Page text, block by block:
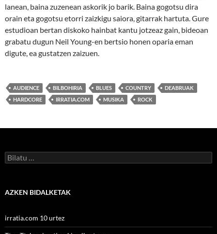
lanean, baina zuzenean askorik jo barik. Baina gogotsu dira
orain eta gogotsu etorri zaizkigu saiora, gitarrak hartuta. Gure
estudioan bertan diskoko hainbat kantu jotzeaz gain, bideoan
grabatu dugun Neil Young-en bertsio honen oparia eman
digute, ea gustatzen zaizuen.
AUDIENCE BILBOHIRIA BLUES COUNTRY
DEABRUAK
HARDCORE
IRRATIA.COM MUSIKA ROCK
Bilatu:
AZKEN BIDALKETAK
irratia.com 10 urtez